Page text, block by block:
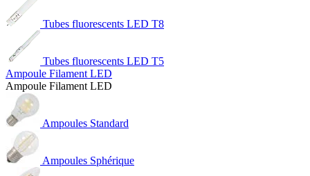
Tubes fluorescents LED T8
Tubes fluorescents LED T5
Ampoule Filament LED
Ampoule Filament LED
Ampoules Standard
Ampoules Sphérique